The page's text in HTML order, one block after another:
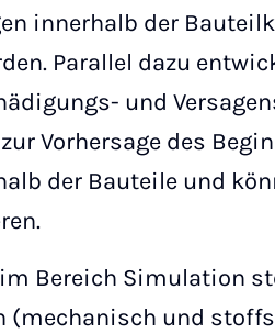
innerhalb der
Parallel dazu
und
Vorhersage des
der Bauteile und
Bereich Simulation
und